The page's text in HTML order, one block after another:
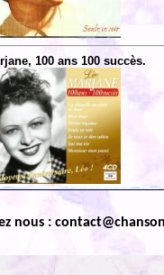
100 ans 100 succès.
nous :